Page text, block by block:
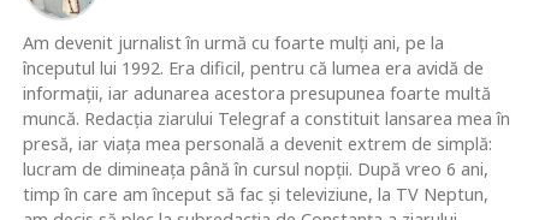
Am devenit jurnalist în urmă cu foarte mulţi ani, pe la
începutul lui 1992. Era dificil, pentru că lumea era avidă de
informaţii, iar adunarea acestora presupunea foarte multă
muncă. Redacţia ziarului Telegraf a constituit lansarea mea în
presă, iar viaţa mea personală a devenit extrem de simplă:
lucram de dimineaţa până în cursul nopţii. După vreo 6 ani,
timp în care am început să fac şi televiziune, la TV Neptun,